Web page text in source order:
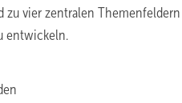
vier zentralen
entwickeln.